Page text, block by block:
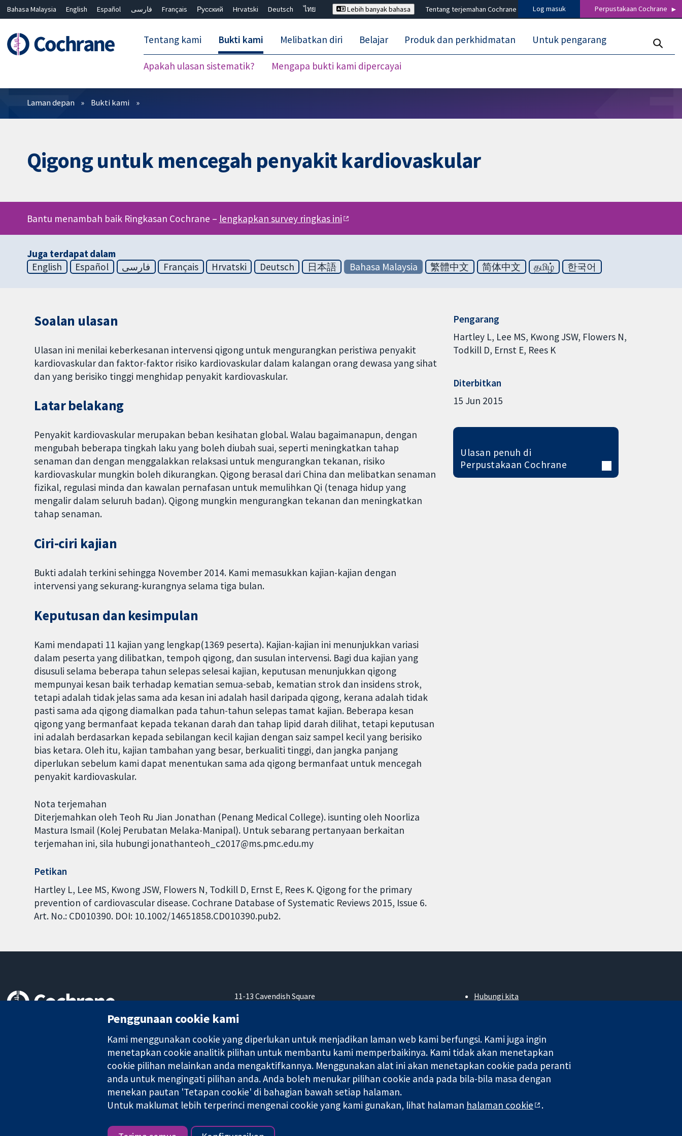
Bahasa Malaysia English Español فارسی Français Русский Hrvatski Deutsch
ไทย
Lebih banyak bahasa Tentang terjemahan Cochrane Log masuk Perpustakaan Cochrane
Tentang kami Bukti kami
Apakah ulasan sistematik? Mengapa bukti kami dipercayai
Melibatkan diri Belajar Produk dan perkhidmatan Untuk pengarang
Penapis
Laman depan Bukti kami
Qigong untuk mencegah penyakit kardiovaskular
Bantu menambah baik Ringkasan Cochrane – lengkapkan survey ringkas ini
Juga terdapat dalam
English
Español فارسی Français Hrvatski Deutsch 日本語 Bahasa Malaysia 繁體中文 简体中文 தமிழ் 한국어
Soalan ulasan
Ulasan ini menilai keberkesanan intervensi qigong untuk mengurangkan peristiwa penyakit
kardiovaskular dan faktor-faktor risiko kardiovaskular dalam kalangan orang dewasa yang sihat
dan yang berisiko tinggi menghidap penyakit kardiovaskular.
Latar belakang
Penyakit kardiovaskular merupakan beban kesihatan global. Walau bagaimanapun, dengan
mengubah beberapa tingkah laku yang boleh diubah suai, seperti meningkatkan tahap
senaman dan dengan menggalakkan relaksasi untuk mengurangkan tekanan, risiko
kardiovaskular mungkin boleh dikurangkan. Qigong berasal dari China dan melibatkan senaman
fizikal, regulasi minda dan kawalan pernafasan untuk memulihkan Qi (tenaga hidup yang
mengalir dalam seluruh badan). Qigong mungkin mengurangkan tekanan dan meningkatkan
tahap senaman.
Ciri-ciri kajian
Bukti adalah terkini sehingga November 2014. Kami memasukkan kajian-kajian dengan
intervensi yang sekurang-kurangnya selama tiga bulan.
Keputusan dan kesimpulan
Kami mendapati 11 kajian yang lengkap(1369 peserta). Kajian-kajian ini menunjukkan variasi
dalam peserta yang dilibatkan, tempoh qigong, dan susulan intervensi. Bagi dua kajian yang
disusuli selama beberapa tahun selepas selesai kajian, keputusan menunjukkan qigong
mempunyai kesan baik terhadap kematian semua-sebab, kematian strok dan insidens strok,
tetapi adalah tidak jelas sama ada kesan ini adalah hasil daripada qigong, kerana adalah tidak
pasti sama ada qigong diamalkan pada tahun-tahun selepas tamat kajian. Beberapa kesan
qigong yang bermanfaat kepada tekanan darah dan tahap lipid darah dilihat, tetapi keputusan
ini adalah berdasarkan kepada sebilangan kecil kajian dengan saiz sampel kecil yang berisiko
bias ketara. Oleh itu, kajian tambahan yang besar, berkualiti tinggi, dan jangka panjang
diperlukan sebelum kami dapat menentukan sama ada qigong bermanfaat untuk mencegah
penyakit kardiovaskular.
Nota terjemahan
Diterjemahkan oleh Teoh Ru Jian Jonathan (Penang Medical College). isunting oleh Noorliza
Mastura Ismail (Kolej Perubatan Melaka-Manipal). Untuk sebarang pertanyaan berkaitan
terjemahan ini, sila hubungi jonathanteoh_c2017@ms.pmc.edu.my
Petikan
Hartley L, Lee MS, Kwong JSW, Flowers N, Todkill D, Ernst E, Rees K. Qigong for the primary
prevention of cardiovascular disease. Cochrane Database of Systematic Reviews 2015, Issue 6.
Art. No.: CD010390. DOI: 10.1002/14651858.CD010390.pub2.
Pengarang
Hartley L Lee MS Kwong JSW Flowers N
Todkill D Ernst E Rees K
Diterbitkan
15 Jun 2015
Ulasan penuh di
Perpustakaan Cochrane
11-13 Cavendish Square
W1G 0AN
Hubungi kita
Pekerjaan
Cochrane Library
Kolaborasi Cochrane ialah sebuah badan amal (no. 1045921) dan sebuah syarikat terhad oleh jaminan (no. 03044323) yang berdaftar di England & Wales. Nombor pendaftaran VAT GB 718 2127 49.
Hak Cipta © 2026 Kolabrasi Cochrane Terma & Syarat Laman Web|Penafian|Kerahsiaan
Penggunaan cookie kami
Kami menggunakan cookie yang diperlukan untuk menjadikan laman web kami berfungsi. Kami juga ingin
menetapkan cookie analitik pilihan untuk membantu kami memperbaikinya. Kami tidak akan menetapkan
cookie pilihan melainkan anda mengaktifkannya. Menggunakan alat ini akan menetapkan cookie pada peranti
anda untuk mengingati pilihan anda. Anda boleh menukar pilihan cookie anda pada bila-bila masa dengan
menekan pautan 'Tetapan cookie' di bahagian bawah setiap halaman.
Untuk maklumat lebih terperinci mengenai cookie yang kami gunakan, lihat halaman halaman cookie .